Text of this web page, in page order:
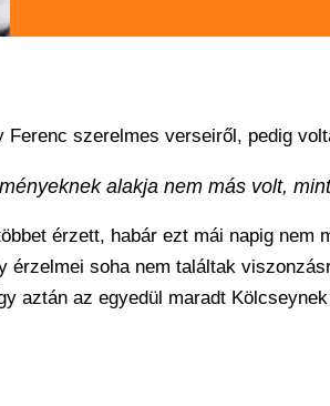
szerelmes verseiről, pedig
alakja nem más volt,
érzett, habár ezt mái napig nem
soha nem találtak
aztán az egyedül maradt